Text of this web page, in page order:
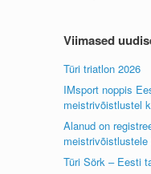
Viimased
Türi triatlon 2026
IMsport noppis
meistrivõistlustel
Alanud on
meistrivõistlustele
Türi Sörk – Eesti